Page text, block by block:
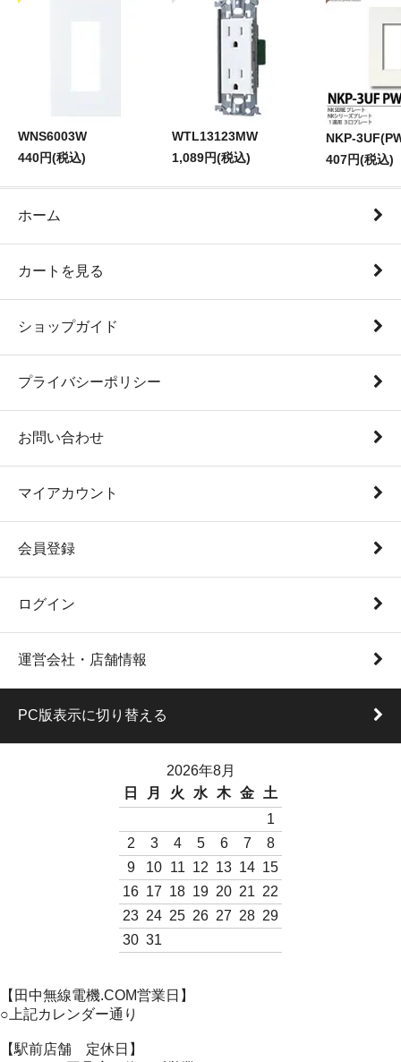
WNS6003W
440円(税込)
WTL13123MW
1,089円(税込)
NKP-
407円(税込)
ホーム
カートを見る
ショップガイド
プライバシーポリシー
お問い合わせ
マイアカウント
会員登録
ログイン
運営会社・店舗情報
PC版表示に切り替える
2026年8月
日
月 火 水 木 金
土
1
2
3 4 5 6 7
8
9
10 11 12 13 14 15
16 17 18 19 20 21 22
23 24 25 26 27 28 29
30 31
【田中無線電機.COM営業日】
○上記カレンダー通り
【駅前店舗 定休日】